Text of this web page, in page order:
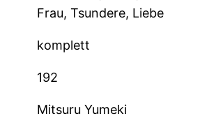
Frau, Tsundere, Liebe
komplett
192
Mitsuru Yumeki